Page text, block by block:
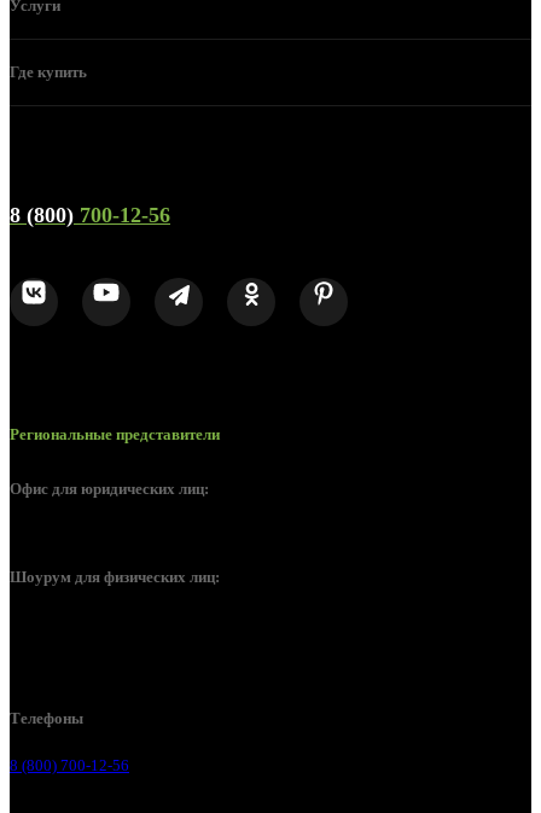
Услуги
Где купить
8 (800) 700-12-56
Региональные представители
Офис для юридических лиц:
Шоурум для физических лиц:
Телефоны
8 (800) 700-12-56